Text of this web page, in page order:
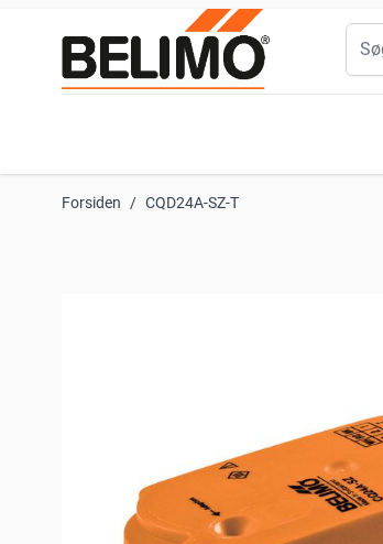
Søg
Forsiden / CQD24A-SZ-T